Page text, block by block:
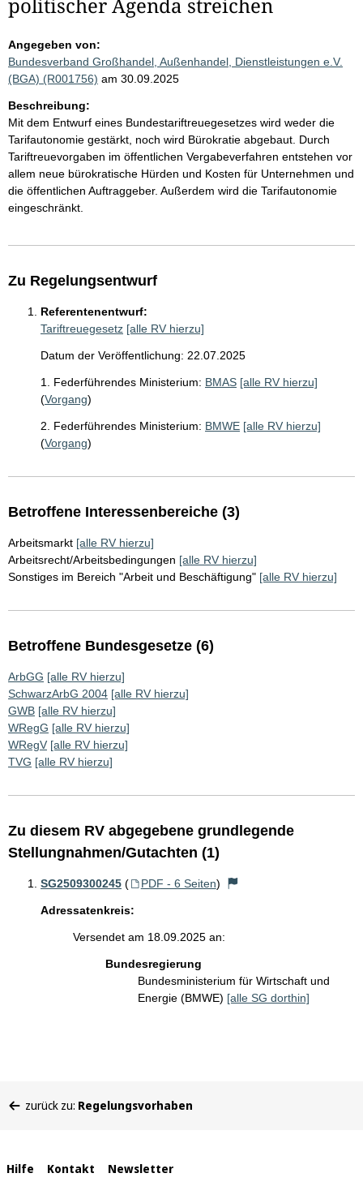
politischer Agenda streichen
Angegeben von:
Bundesverband Großhandel, Außenhandel, Dienstleistungen e.V.
(BGA) (R001756) am 30.09.2025
Beschreibung:
Mit dem Entwurf eines Bundestariftreuegesetzes wird weder die
Tarifautonomie gestärkt, noch wird Bürokratie abgebaut. Durch
Tariftreuevorgaben im öffentlichen Vergabeverfahren entstehen vor
allem neue bürokratische Hürden und Kosten für Unternehmen und
die öffentlichen Auftraggeber. Außerdem wird die Tarifautonomie
eingeschränkt.
Zu Regelungsentwurf
Referentenentwurf:
Tariftreuegesetz [alle RV hierzu]
Datum der Veröffentlichung: 22.07.2025
1. Federführendes Ministerium: BMAS [alle RV hierzu]
(Vorgang)
2. Federführendes Ministerium: BMWE [alle RV hierzu]
(Vorgang)
Betroffene Interessenbereiche (3)
Arbeitsmarkt [alle RV hierzu]
Arbeitsrecht/Arbeitsbedingungen [alle RV hierzu]
Sonstiges im Bereich "Arbeit und Beschäftigung" [alle RV hierzu]
Betroffene Bundesgesetze (6)
ArbGG [alle RV hierzu]
SchwarzArbG 2004 [alle RV hierzu]
GWB [alle RV hierzu]
WRegG [alle RV hierzu]
WRegV [alle RV hierzu]
TVG [alle RV hierzu]
Zu diesem RV abgegebene grundlegende
Stellungnahmen/Gutachten (1)
SG2509300245 ( PDF - 6 Seiten)
Adressatenkreis:
Versendet am 18.09.2025 an:
Bundesregierung
Bundesministerium für Wirtschaft und
Energie (BMWE) [alle SG dorthin]
befinden
zurück zu: Regelungsvorhaben
Interne
Hilfe Kontakt Newsletter